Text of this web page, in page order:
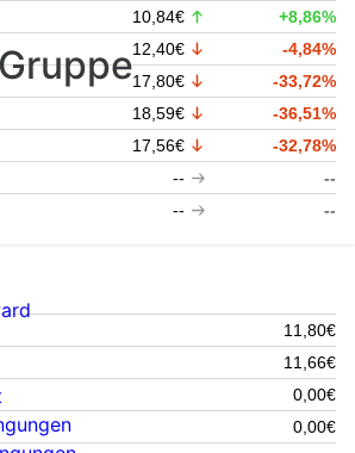
10,84€
+8,86%
12,40€
-4,84%
17,80€
-33,72%
18,59€
-36,51%
17,56€
-32,78%
--
--
-- --
11,80€
11,66€
0,00€
0,00€